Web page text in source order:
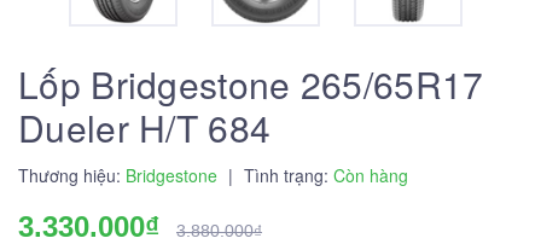
Lốp Bridgestone 265/65R17
Dueler H/T 684
Thương hiệu: Bridgestone | Tình trạng: Còn hàng
3.330.000₫ 3.880.000₫